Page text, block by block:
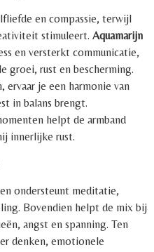
en compassie, terwijl
stimuleert. Aquamarijn
en versterkt communicatie,
groei, rust en bescherming.
ervaar je een harmonie van
in balans brengt.
helpt de armband
innerlijke rust.
ondersteunt meditatie,
Bovendien helpt de mix bij
angst en spanning. Ten
denken, emotionele